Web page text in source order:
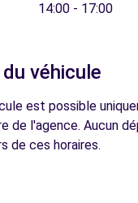
14:00 - 17:00
véhicule
est possible
de l'agence. Aucun
de ces horaires.